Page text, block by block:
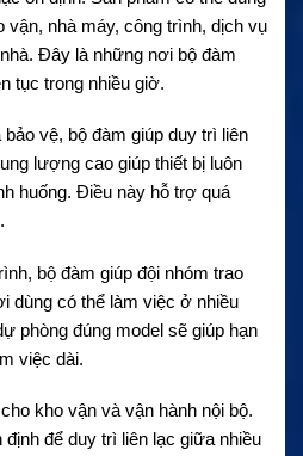
vận, nhà máy, công trình, dịch vụ
Đây là những nơi bộ đàm
tục trong nhiều giờ.
vệ, bộ đàm giúp duy trì liên
lượng cao giúp thiết bị luôn
huống. Điều này hỗ trợ quá
bộ đàm giúp đội nhóm trao
dùng có thể làm việc ở nhiều
phòng đúng model sẽ giúp hạn
việc dài.
kho vận và vận hành nội bộ.
định để duy trì liên lạc giữa nhiều